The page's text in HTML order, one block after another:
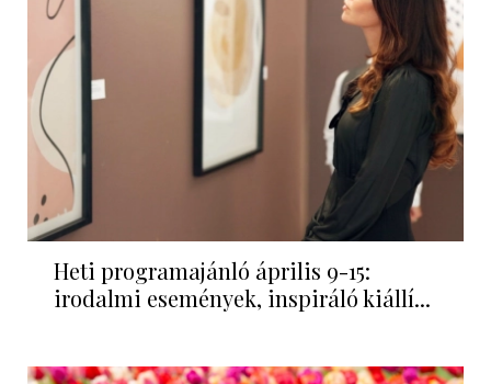
Heti programajánló április 9-15:
irodalmi események, inspiráló kiállí...